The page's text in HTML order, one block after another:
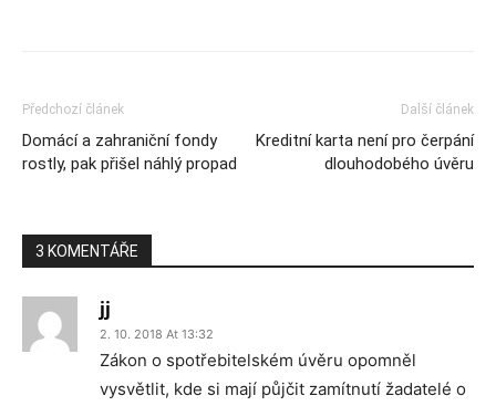
Předchozí článek
Domácí a zahraniční fondy
rostly, pak přišel náhlý propad
Další článek
Kreditní karta není pro čerpání
dlouhodobého úvěru
3 KOMENTÁŘE
jj
2. 10. 2018 At 13:32
Zákon o spotřebitelském úvěru opomněl
vysvětlit, kde si mají půjčit zamítnutí žadatelé o